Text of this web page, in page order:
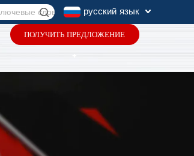
русский язык
ПОЛУЧИТЬ ПРЕДЛОЖЕНИЕ